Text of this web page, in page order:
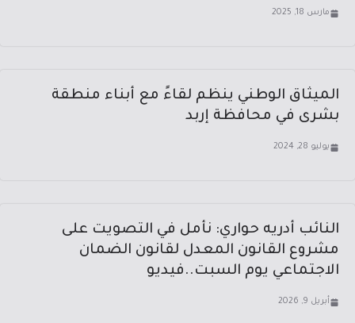
مارس 18, 2025
الميثاق الوطني ينظم لقاءً مع أبناء منطقة
بشرى في محافظة إربد
يوليو 28, 2024
النائب أدريه حواري: نأمل في التصويت على
مشروع القانون المعدل لقانون الضمان
الاجتماعي يوم السبت..فيديو
أبريل 9, 2026